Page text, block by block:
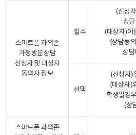
스마트폰 과의존
가정방문상담
신청자 및 대상자
동의자 정보
필수
(신청
상
(대상자)이
(상담동
상담
선택
(신청자)
(대상자)
학생일경
(상
스마트폰 과의존